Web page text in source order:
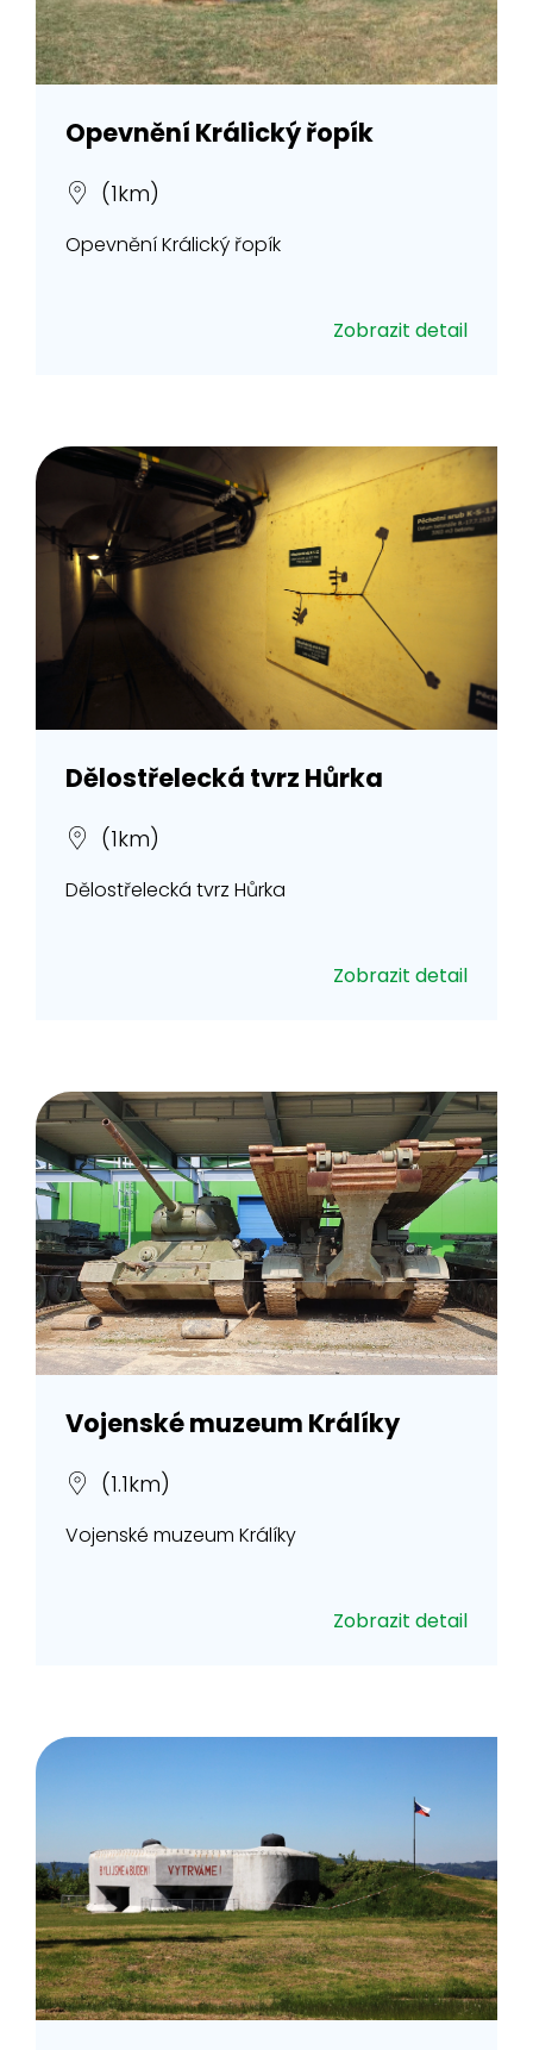
Opevnění Králický řopík
(1km)
Opevnění Králický řopík
Zobrazit detail
Dělostřelecká tvrz Hůrka
(1km)
Dělostřelecká tvrz Hůrka
Zobrazit detail
Vojenské muzeum Králíky
(1.1km)
Vojenské muzeum Králíky
Zobrazit detail